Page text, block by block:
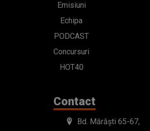
Emisiuni
Echipa
PODCAST
Concursuri
HOT40
Contact
Bd. Mărăști 65-67,